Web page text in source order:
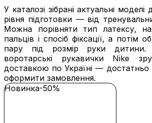
У каталозі зібрані актуальні моделі
рівня підготовки — від
Можна порівняти тип латексу,
пальців і спосіб фіксації, а потім
пару під розмір руки дитини.
воротарські рукавички Nike
доставкою по Україні — достатньо
оформити замовлення.
Новинка-50%